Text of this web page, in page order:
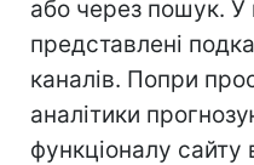
або через пошук. У
представлені
каналів. Попри
аналітики
функціоналу сайту